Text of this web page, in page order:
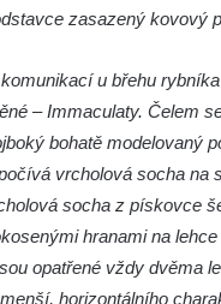
zasazený kovový
u břehu
– Immaculaty. Čelem
bohatě modelovaný
vrcholová socha na
socha z pískovce
hranami na
opatřené vždy dvěma
horizontálního